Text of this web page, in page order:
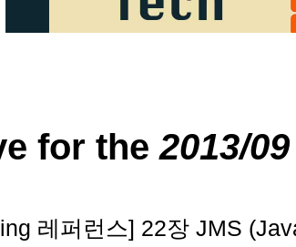
for the2013/09
레퍼런스] 22장 JMS